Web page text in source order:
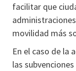
facilitar que
movilidad más
En el caso de la
las